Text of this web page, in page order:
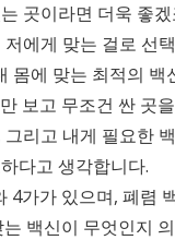
곳이라면 더욱 좋
에게 맞는 걸로 선
몸에 맞는 최적의 백
보고 무조건 싼 곳
리고 내게 필요한
다고 생각합니다.
4가가 있으며, 폐렴
백신이 무엇인지